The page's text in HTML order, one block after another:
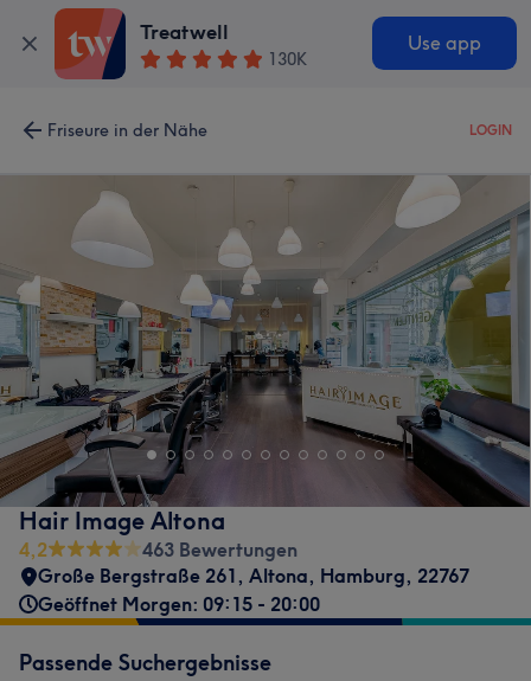
Treatwell
130K
Use app
Friseure in der Nähe LOGIN
Hair Image Altona
4,2
463 Bewertungen
Große Bergstraße 261, Altona, Hamburg, 22767
Geöffnet Morgen: 09:15 - 20:00
Passende Suchergebnisse